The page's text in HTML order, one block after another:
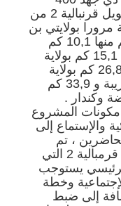
كيلوفولط يربط بين محطتي التحويل قرنبالية 2 من
مرورا بولايتي بن
عروس وزغوان على طول 85 كم منها 10,1 كم
بولاية نابل في معتمدية قرنبالية ، 15,1 كم بولاية
بن عروس في معتمدية مرناق ، 26,8 كم بولاية
زغوان في معتمديتي زغوان والزريبة و 33,9 كم
وكندار .
المشروع
والإستماع إلى
، تم
إستعراض مشروع محطة تحويل قرمبالية 2 التي
يستوجب
وخطة
إلى ضبط